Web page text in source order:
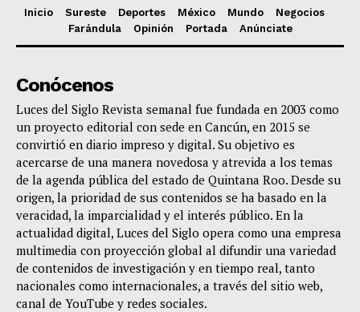
Inicio Sureste Deportes México Mundo
Negocios
Farándula
Opinión Portada Anúnciate
Conócenos
Luces del Siglo Revista semanal fue fundada en 2003 como
un proyecto editorial con sede en Cancún, en 2015 se
convirtió en diario impreso y digital. Su objetivo es
acercarse de una manera novedosa y atrevida a los temas
de la agenda pública del estado de Quintana Roo. Desde su
origen, la prioridad de sus contenidos se ha basado en la
veracidad, la imparcialidad y el interés público. En la
actualidad digital, Luces del Siglo opera como una empresa
multimedia con proyección global al difundir una variedad
de contenidos de investigación y en tiempo real, tanto
nacionales como internacionales, a través del sitio web,
canal de YouTube y redes sociales.